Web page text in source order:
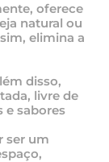
oferece
natural ou
elimina a
disso,
livre de
e sabores
ser um